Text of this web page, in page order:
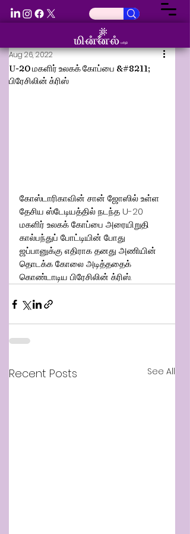
U-20 மகளிர் உலகக் கோப்பை &#8211;
பிரேசிலின் க்ரிஸ்
Aug 26, 2022
கோஸ்டாரிகாவின் சான் ஜோஸில் உள்ள
தேசிய ஸ்டேடியத்தில் நடந்த U-20
மகளிர் உலகக் கோப்பை அரையிறுதி
கால்பந்துப் போட்டியின் போது
ஜப்பானுக்கு எதிராக தனது அணியின்
தொடக்க கோலை அடித்ததைக்
கொண்டாடிய பிரேசிலின் க்ரிஸ்.
Recent Posts See All